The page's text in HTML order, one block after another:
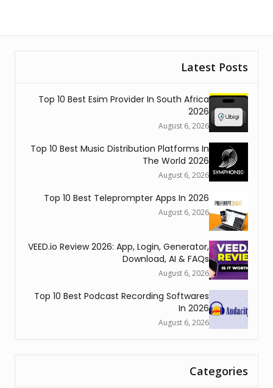
Latest Posts
Top 10 Best Esim Provider In South Africa
2026
August 6, 2026
Top 10 Best Music Distribution Platforms In
The World 2026
August 6, 2026
Top 10 Best Teleprompter Apps In 2026
August 6, 2026
VEED.io Review 2026: App, Login, Generator,
Download, AI & FAQs
August 6, 2026
Top 10 Best Podcast Recording Softwares
In 2026
August 6, 2026
Categories